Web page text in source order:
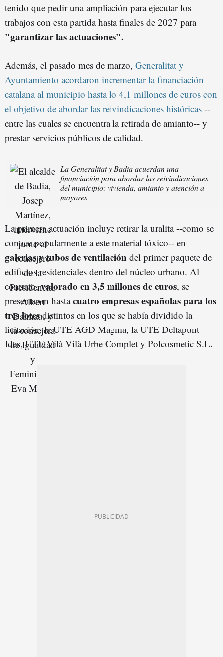
tenido que pedir una ampliación para ejecutar los
trabajos con esta partida hasta finales de 2027 para
"garantizar las actuaciones".
Además, el pasado mes de marzo, Generalitat y
Ayuntamiento acordaron incrementar la financiación
catalana al municipio hasta lo 4,1 millones de euros con
el objetivo de abordar las reivindicaciones históricas --
entre las cuales se encuentra la retirada de amianto-- y
prestar servicios públicos de calidad.
La Generalitat y Badia acuerdan una
financiación para abordar las reivindicaciones
del municipio: vivienda, amianto y atención a
mayores
La primera actuación incluye retirar la uralita --como se
conoce popularmente a este material tóxico-- en
galerias y tubos de ventilación del primer paquete de
edificios residenciales dentro del núcleo urbano. Al
contrato,valorado en 3,5 millones de euros, se
presentaron hastacuatro empresas españolas para los
tres lotesdistintos en los que se había dividido la
licitación: la UTE AGD Magma, la UTE Deltapunt
Ides, UTE Vilà Vilà Urbe Complet y Polcosmetic S.L.